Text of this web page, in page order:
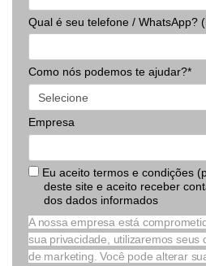
Qual é seu telefone / WhatsApp?
Como nós podemos te ajudar?*
Empresa
Eu aceito termos e condições
deste site e aceito receber
dos dados informados
A nossa empresa está
sua privacidade, utilizaremos seus
de marketing. Você pode alterar